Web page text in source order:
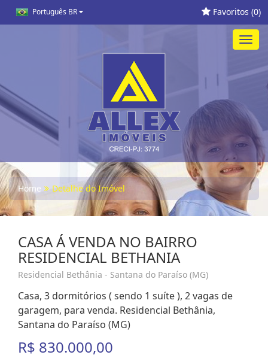
Português BR Favoritos (0)
Home Detalhe do Imóvel
CASA Á VENDA NO BAIRRO
RESIDENCIAL BETHANIA
Residencial Bethânia - Santana do Paraíso (MG)
Casa, 3 dormitórios ( sendo 1 suíte ), 2 vagas de
garagem, para venda. Residencial Bethânia,
Santana do Paraíso (MG)
R$ 830.000,00